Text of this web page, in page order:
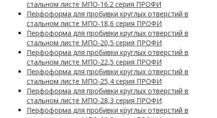
стальном листе МПО-16.2 серия ПРОФИ
Перфоформа для пробивки круглых отверстий в
стальном листе МПО-18,6 серия ПРОФИ
Перфоформа для пробивки круглых отверстий в
стальном листе МПО-20,5 серия ПРОФИ
Перфоформа для пробивки круглых отверстий в
стальном листе МПО-22,5 серия ПРОФИ
Перфоформа для пробивки круглых отверстий в
стальном листе МПО-25,4 серия ПРОФИ
Перфоформа для пробивки круглых отверстий в
стальном листе МПО-28,3 серия ПРОФИ
Перфоформа для пробивки круглых отверстий в